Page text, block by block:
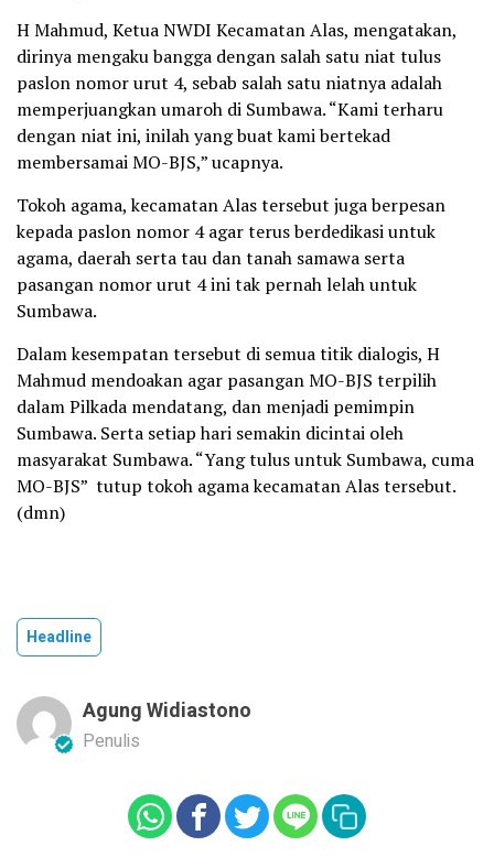
H Mahmud, Ketua NWDI Kecamatan Alas, mengatakan,
dirinya mengaku bangga dengan salah satu niat tulus
paslon nomor urut 4, sebab salah satu niatnya adalah
memperjuangkan umaroh di Sumbawa. “Kami terharu
dengan niat ini, inilah yang buat kami bertekad
membersamai MO-BJS,” ucapnya.
Tokoh agama, kecamatan Alas tersebut juga berpesan
kepada paslon nomor 4 agar terus berdedikasi untuk
agama, daerah serta tau dan tanah samawa serta
pasangan nomor urut 4 ini tak pernah lelah untuk
Sumbawa.
Dalam kesempatan tersebut di semua titik dialogis, H
Mahmud mendoakan agar pasangan MO-BJS terpilih
dalam Pilkada mendatang, dan menjadi pemimpin
Sumbawa. Serta setiap hari semakin dicintai oleh
masyarakat Sumbawa. “Yang tulus untuk Sumbawa, cuma
MO-BJS” tutup tokoh agama kecamatan Alas tersebut.
(dmn)
Headline
Agung Widiastono
Penulis